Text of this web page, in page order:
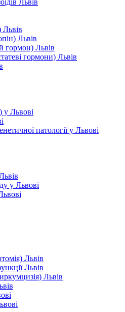
Львів
Львів
гормон) Львів
гормони) Львів
Львові
патології у Львові
у Львові
Львів
Львів
Львів